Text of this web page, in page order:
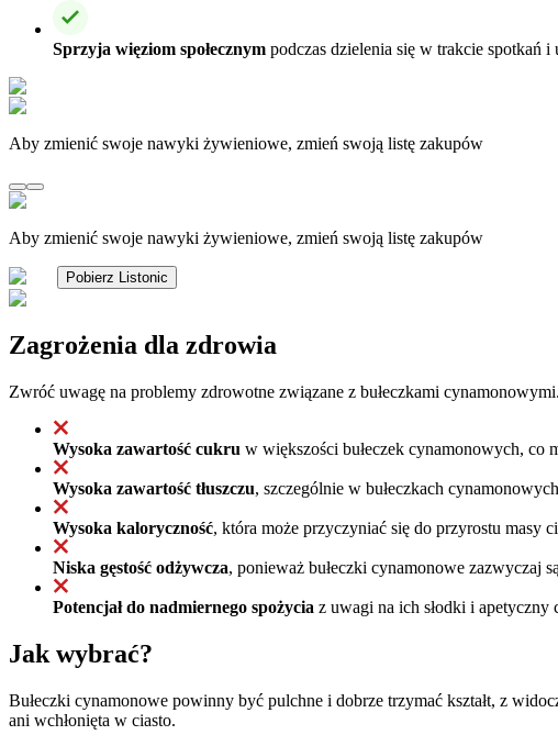
Sprzyja więziom społecznym podczas dzielenia się w trakcie spotkań i
Aby zmienić swoje nawyki żywieniowe, zmień swoją listę zakupów
Aby zmienić swoje nawyki żywieniowe, zmień swoją listę zakupów
Pobierz Listonic
Zagrożenia dla zdrowia
Zwróć uwagę na problemy zdrowotne związane z bułeczkami cynamonowymi.
Wysoka zawartość cukru w większości bułeczek cynamonowych, co
Wysoka zawartość tłuszczu, szczególnie w bułeczkach
Wysoka kaloryczność, która może przyczyniać się do przyrostu masy
Niska gęstość odżywcza, ponieważ bułeczki cynamonowe zazwyczaj
Potencjał do nadmiernego spożycia z uwagi na ich słodki i
Jak wybrać?
Bułeczki cynamonowe powinny być pulchne i dobrze trzymać kształt, z
ani wchłonięta w ciasto.